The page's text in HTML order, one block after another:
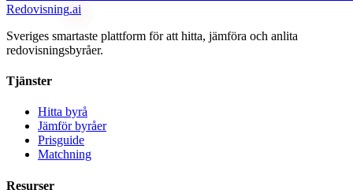
Redovisning.ai
Sveriges smartaste plattform för att hitta, jämföra och anlita
redovisningsbyråer.
Tjänster
Hitta byrå
Jämför byråer
Prisguide
Matchning
Resurser